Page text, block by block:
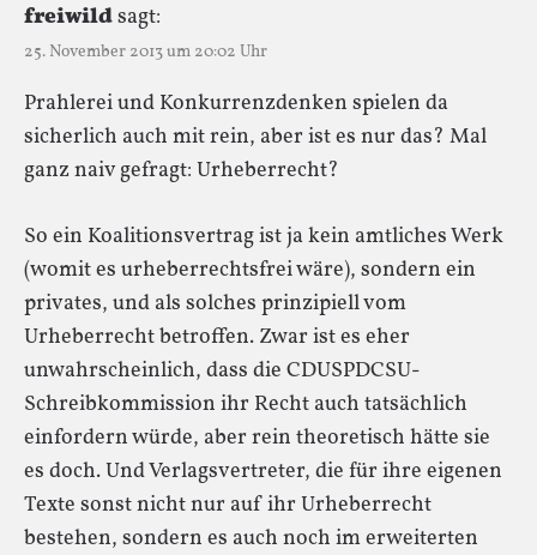
freiwildsagt:
25. November 2013 um 20:02 Uhr
Prahlerei und Konkurrenzdenken spielen da
sicherlich auch mit rein, aber ist es nur das? Mal
ganz naiv gefragt: Urheberrecht?
So ein Koalitionsvertrag ist ja kein amtliches Werk
(womit es urheberrechtsfrei wäre), sondern ein
privates, und als solches prinzipiell vom
Urheberrecht betroffen. Zwar ist es eher
unwahrscheinlich, dass die CDUSPDCSU-
Schreibkommission ihr Recht auch tatsächlich
einfordern würde, aber rein theoretisch hätte sie
es doch. Und Verlagsvertreter, die für ihre eigenen
Texte sonst nicht nur auf ihr Urheberrecht
bestehen, sondern es auch noch im erweiterten